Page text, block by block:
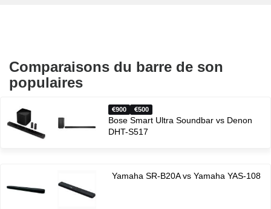
Comparaisons du barre de son
populaires
900 500
Bose Smart Ultra Soundbar vs Denon
DHT-S517
Yamaha SR-B20A vs Yamaha YAS-108